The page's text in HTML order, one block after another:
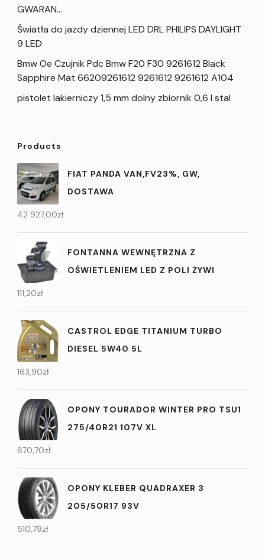
GWARAN…
Światła do jazdy dziennej LED DRL PHILIPS DAYLIGHT
9 LED
Bmw Oe Czujnik Pdc Bmw F20 F30 9261612 Black
Sapphire Mat 66209261612 9261612 9261612 A104
pistolet lakierniczy 1,5 mm dolny zbiornik 0,6 l stal
Products
FIAT PANDA VAN,FV23%, GW,
DOSTAWA
42 927,00zł
FONTANNA WEWNĘTRZNA Z
OŚWIETLENIEM LED Z POLI ŻYWI
111,20zł
CASTROL EDGE TITANIUM TURBO
DIESEL 5W40 5L
163,90zł
OPONY TOURADOR WINTER PRO TSU1
275/40R21 107V XL
870,70zł
OPONY KLEBER QUADRAXER 3
205/50R17 93V
510,79zł